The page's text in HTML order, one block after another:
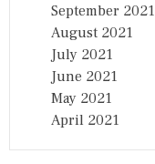
September 2021
August 2021
July 2021
June 2021
May 2021
April 2021